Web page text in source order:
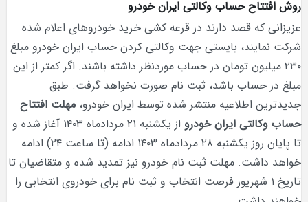
روش افتتاح حساب وکالتی ایران خودرو
عزیزانی که قصد دارند در قرعه کشی خرید خودروهای اعلام شده
شرکت نمایند، بایستی جهت وکالتی کردن حساب ایران خودرو مبلغ
۲۳۰ میلیون تومان در حساب موردنظر داشته باشند. اگر کمتر از این
مبلغ در حساب باشد، ثبت نام صورت نخواهد گرفت. طبق
جدیدترین اطلاعیه منتشر شده توسط ایران خودرو، مهلت افتتاح
حساب وکالتی ایران خودرو
از یکشنبه ۲۱ مردادماه ۱۴۰۳ آغاز شده و
تا پایان روز یکشنبه ۲۸ مردادماه ۱۴۰۳ ادامه (تا ساعت ۲۴) ادامه
خواهد داشت. مهلت ثبت نام خودرو نیز تمدید شده و متقاضیان تا
تاریخ ۱ شهریور فرصت انتخاب و ثبت نام برای خودروی انتخابی را